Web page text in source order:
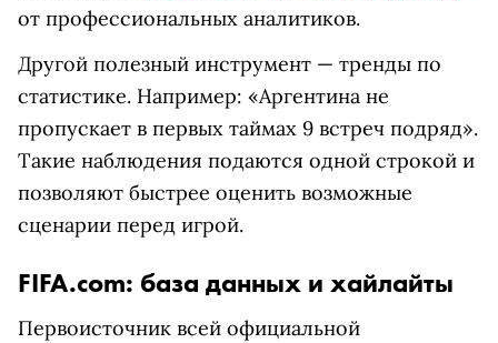
от профессиональных аналитиков.
Другой полезный инструмент — тренды по
статистике. Например: «Аргентина не
пропускает в первых таймах 9 встреч подряд».
Такие наблюдения подаются одной строкой и
позволяют быстрее оценить возможные
сценарии перед игрой.
FIFA.com: база данных и хайлайты
Первоисточник всей официальной